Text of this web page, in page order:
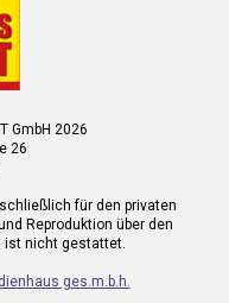
GmbH 2026
26
für den privaten
Reproduktion über den
ist nicht gestattet.
ges.m.b.h.